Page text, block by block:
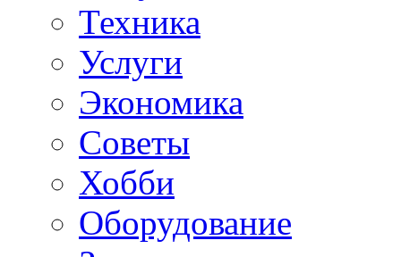
Техника
Услуги
Экономика
Советы
Хобби
Oборудование